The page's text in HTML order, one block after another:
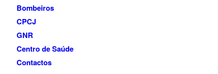
Bombeiros
CPCJ
GNR
Centro de Saúde
Contactos